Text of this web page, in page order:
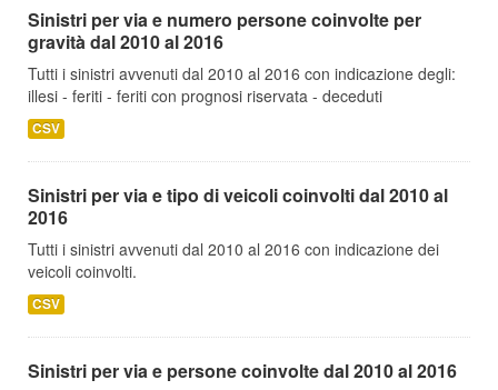
Sinistri per via e numero persone coinvolte per
gravità dal 2010 al 2016
Tutti i sinistri avvenuti dal 2010 al 2016 con indicazione degli:
illesi - feriti - feriti con prognosi riservata - deceduti
CSV
Sinistri per via e tipo di veicoli coinvolti dal 2010 al
2016
Tutti i sinistri avvenuti dal 2010 al 2016 con indicazione dei
veicoli coinvolti.
CSV
Sinistri per via e persone coinvolte dal 2010 al 2016